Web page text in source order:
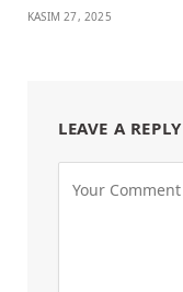
KASIM 27, 2025
LEAVE A REPLY